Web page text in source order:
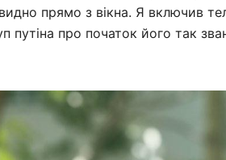
прямо з вікна. Я включив
путіна про початок його так